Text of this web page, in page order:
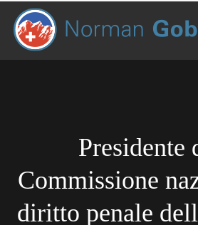
Presidente
Commissione
diritto penale